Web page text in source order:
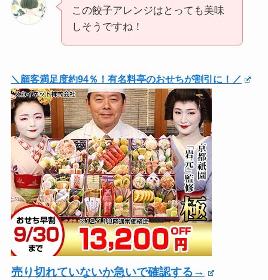
この餃子アレンジはとっても美味
しそうですね！
＼顧客満足度約94％！有名料亭のおせちが割引に！／
売り切れていないか急いで確認する→